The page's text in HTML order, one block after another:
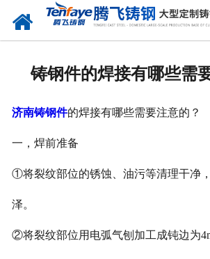
铸钢件的焊接有哪些需
济南铸钢件的焊接有哪些需要注意的？
一，焊前准备
①将裂纹部位的锈蚀、油污等清理干净
泽。
②将裂纹部位用电弧气刨加工成钝边为